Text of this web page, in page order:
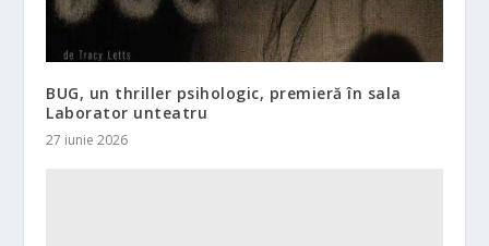
BUG, un thriller psihologic, premieră în sala
Laborator unteatru
27 iunie 2026